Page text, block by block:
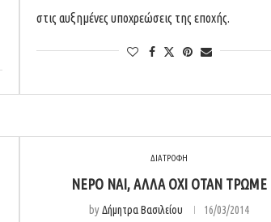
στις αυξημένες υποχρεώσεις της εποχής.
ΔΙΑΤΡΟΦΗ
ΝΕΡΌ ΝΑΙ, ΑΛΛΆ ΌΧΙ ΌΤΑΝ ΤΡΏΜΕ
byΔήμητρα Βασιλείου 16/03/2014